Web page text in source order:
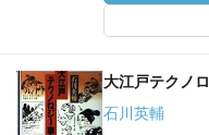
大江戸テクノ
石川英輔